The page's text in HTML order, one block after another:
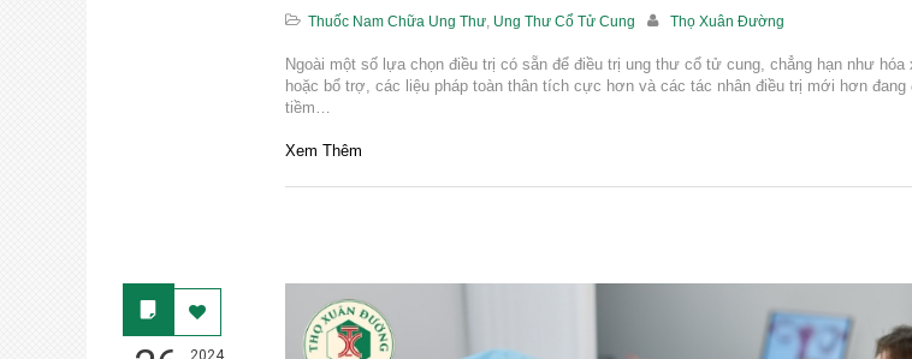
Thuốc Nam Chữa Ung Thư, Ung Thư Cổ Tử Cung Thọ Xuân Đường
Ngoài một số lựa chọn điều trị có sẵn để điều trị ung thư cổ tử cung, chẳng hạn như
hoặc bổ trợ, các liệu pháp toàn thân tích cực hơn và các tác nhân điều trị mới hơn
tiềm…
Xem Thêm